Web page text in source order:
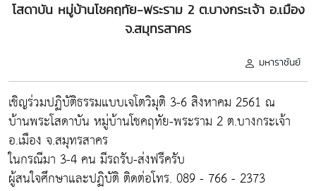
โสดาบัน หมู่บ้านโชคฤทัย-พระราม 2 ต.บางกระเจ้า อ.เมือง
จ.สมุทรสาคร
มหาราชันย์
เชิญร่วมปฏิบัติธรรมแบบเจโตวิมุติ 3-6 สิงหาคม 2561 ณ
บ้านพระโสดาบัน หมู่บ้านโชคฤทัย-พระราม 2 ต.บางกระเจ้า
อ.เมือง จ.สมุทรสาคร
ในกรณีมา 3-4 คน มีรถรับ-ส่งฟรีครับ
ผู้สนใจศึกษาและปฏิบัติ ติดต่อโทร. 089 - 766 - 2373